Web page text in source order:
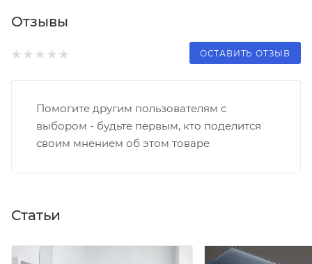
Отзывы
ОСТАВИТЬ ОТЗЫВ
Помогите другим пользователям с
выбором - будьте первым, кто поделится
своим мнением об этом товаре
Статьи